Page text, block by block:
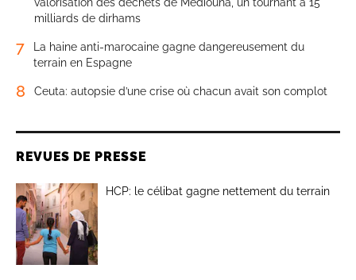
milliards de dirhams
7
La haine anti-marocaine gagne dangereusement du
terrain en Espagne
8 Ceuta: autopsie d’une crise où chacun avait son complot
REVUES DE PRESSE
HCP: le célibat gagne nettement du terrain